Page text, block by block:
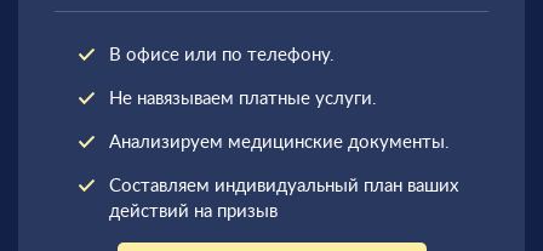
В офисе или по телефону.
Не навязываем платные услуги.
Анализируем медицинские документы.
Составляем индивидуальный план ваших
действий на призыв